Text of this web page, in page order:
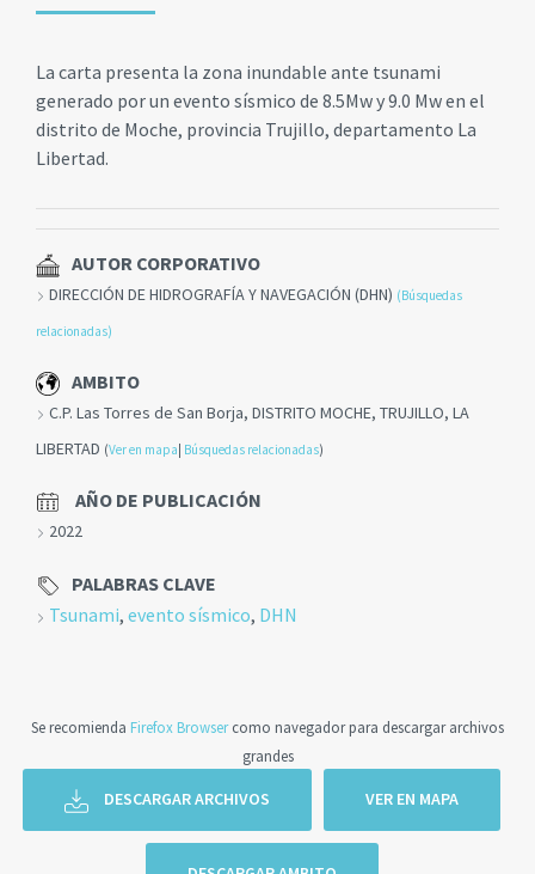
La carta presenta la zona inundable ante tsunami
generado por un evento sísmico de 8.5Mw y 9.0 Mw en el
distrito de Moche, provincia Trujillo, departamento La
Libertad.
AUTOR CORPORATIVO
DIRECCIÓN DE HIDROGRAFÍA Y NAVEGACIÓN (DHN) (Búsquedas
relacionadas)
AMBITO
C.P. Las Torres de San Borja, DISTRITO MOCHE, TRUJILLO, LA
LIBERTAD (Ver en mapa Búsquedas relacionadas)
AÑO DE PUBLICACIÓN
2022
PALABRAS CLAVE
Tsunami, evento sísmico, DHN
Se recomienda Firefox Browsercomo navegador para descargar archivos
grandes
DESCARGAR ARCHIVOS VER EN MAPA